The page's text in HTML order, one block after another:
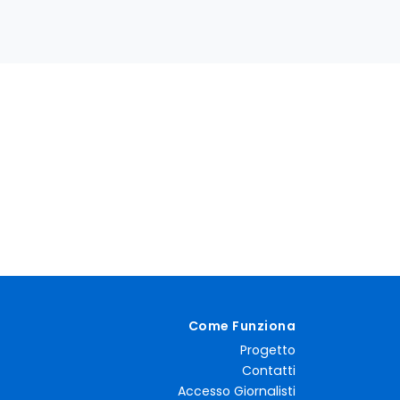
Come Funziona
Progetto
Contatti
Accesso Giornalisti